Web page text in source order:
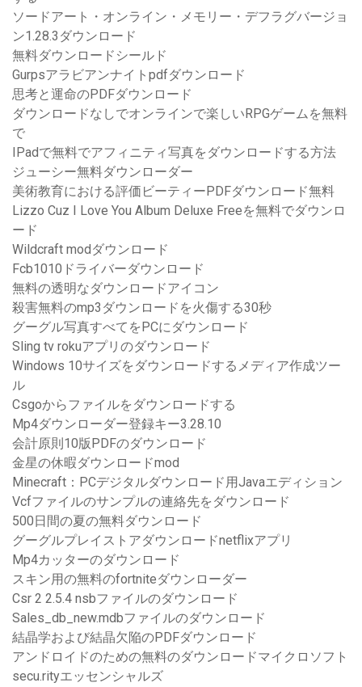
ソードアート・オンライン・メモリー・デフラグバージョ
ン1.28.3ダウンロード
無料ダウンロードシールド
Gurpsアラビアンナイトpdfダウンロード
思考と運命のPDFダウンロード
ダウンロードなしでオンラインで楽しいRPGゲームを無料
で
IPadで無料でアフィニティ写真をダウンロードする方法
ジューシー無料ダウンローダー
美術教育における評価ビーティーPDFダウンロード無料
Lizzo Cuz I Love You Album Deluxe Freeを無料でダウンロ
ード
Wildcraft modダウンロード
Fcb1010ドライバーダウンロード
無料の透明なダウンロードアイコン
殺害無料のmp3ダウンロードを火傷する30秒
グーグル写真すべてをPCにダウンロード
Sling tv rokuアプリのダウンロード
Windows 10サイズをダウンロードするメディア作成ツー
ル
Csgoからファイルをダウンロードする
Mp4ダウンローダー登録キー3.28.10
会計原則10版PDFのダウンロード
金星の休暇ダウンロードmod
Minecraft：PCデジタルダウンロード用Javaエディション
Vcfファイルのサンプルの連絡先をダウンロード
500日間の夏の無料ダウンロード
グーグルプレイストアダウンロードnetflixアプリ
Mp4カッターのダウンロード
スキン用の無料のfortniteダウンローダー
Csr 2 2.5.4 nsbファイルのダウンロード
Sales_db_new.mdbファイルのダウンロード
結晶学および結晶欠陥のPDFダウンロード
アンドロイドのための無料のダウンロードマイクロソフト
secu.rityエッセンシャルズ